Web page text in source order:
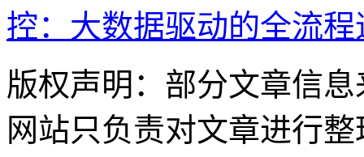
控：大数据驱动的全流
版权声明：部分文章信
网站只负责对文章进行